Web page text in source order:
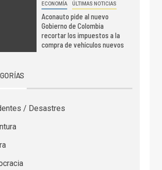
ECONOMÍA ÚLTIMAS NOTICIAS
Aconauto pide al nuevo
Gobierno de Colombia
recortar los impuestos a la
compra de vehículos nuevos
/ Desastres